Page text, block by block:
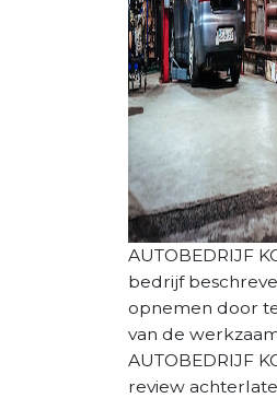
AUTOBEDRIJF
bedrijf
opnemen door
van de
AUTOBEDRIJF
review